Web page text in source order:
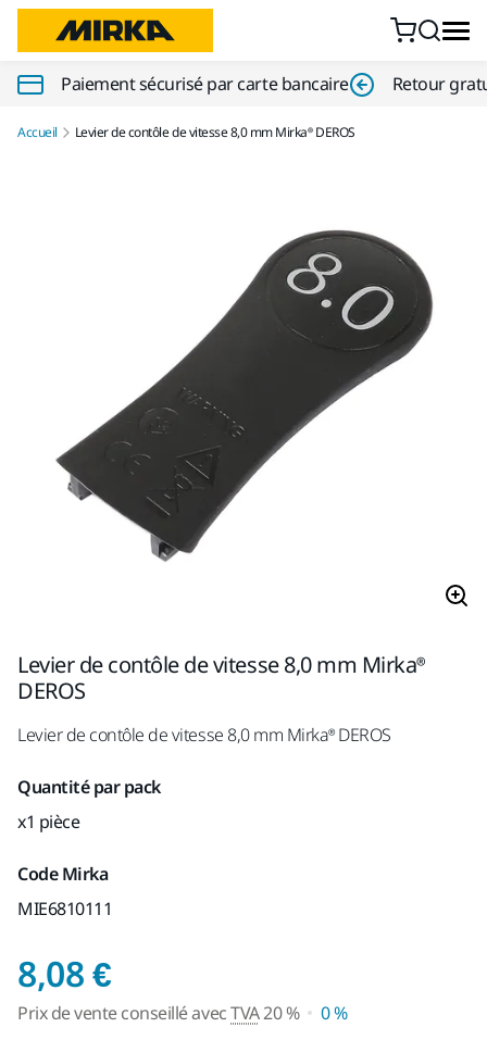
Paiement sécurisé par carte bancaire Retour
Accueil Levier de contôle de vitesse 8,0 mm Mirka® DEROS
Levier de contôle de vitesse 8,0 mm Mirka®
DEROS
Levier de contôle de vitesse 8,0 mm Mirka® DEROS
Quantité par pack
x1 pièce
Code Mirka
MIE6810111
8,08 €Prix de vente conseillé
Prix de vente conseillé avecTVA20 %
0 %